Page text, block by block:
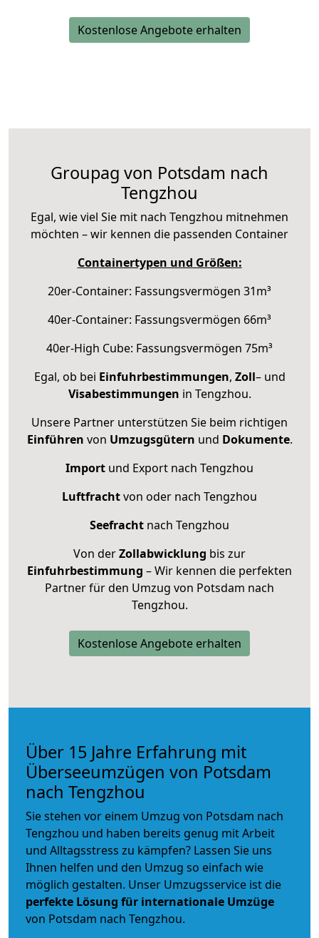
Kostenlose Angebote erhalten
Groupag von Potsdam nach
Tengzhou
Egal, wie viel Sie mit nach Tengzhou mitnehmen
möchten – wir kennen die passenden Container
Containertypen und Größen:
20er-Container: Fassungsvermögen 31m³
40er-Container: Fassungsvermögen 66m³
40er-High Cube: Fassungsvermögen 75m³
Egal, ob bei Einfuhrbestimmungen, Zoll– und
Visabestimmungen in Tengzhou.
Unsere Partner unterstützen Sie beim richtigen
Einführen von Umzugsgütern und Dokumente.
Import und Export nach Tengzhou
Luftfrachtvon oder nach Tengzhou
Seefracht nach Tengzhou
Von derZollabwicklung bis zur
Einfuhrbestimmung – Wir kennen die perfekten
Partner für den Umzug von Potsdam nach
Tengzhou.
Kostenlose Angebote erhalten
Über 15 Jahre Erfahrung mit
Überseeumzügen von Potsdam
nach Tengzhou
Sie stehen vor einem Umzug von Potsdam nach
Tengzhou und haben bereits genug mit Arbeit
und Alltagsstress zu kämpfen? Lassen Sie uns
Ihnen helfen und den Umzug so einfach wie
möglich gestalten. Unser Umzugsservice ist die
perfekte Lösung für internationale Umzüge
von Potsdam nach Tengzhou.